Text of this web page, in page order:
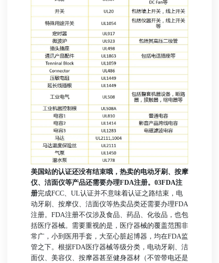
美国站的认证还没有结束哦，热卖的电动牙刷、按摩
仪、洁面仪等产品还需要办理FDA注册。 03FDA注
册完成FCC、UL认证并不意味着认证之路结束，电
动牙刷、按摩仪、洁面仪等热卖品类还需要办理FDA
注册。FDA注册不仅涉及食品、药品、化妆品，也包
括医疗器械。需要重视的是，医疗器械的覆盖范围非
常广，小到医用手套，大至心脏起博器，均在FDA监
管之下。 根据FDA医疗器械等级分类，电动牙刷、洁
面仪、美容仪、按摩器甚至健身器材（不管带电还是